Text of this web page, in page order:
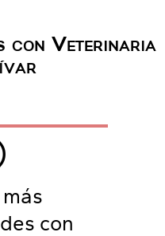
con Veterinaria
con